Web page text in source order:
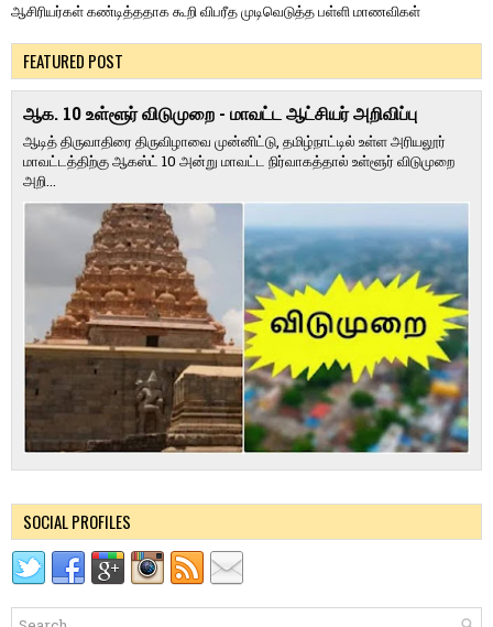
ஆசிரியர்கள் கண்டித்ததாக கூறி விபரீத முடிவெடுத்த பள்ளி மாணவிகள்
FEATURED POST
ஆக. 10 உள்ளூர் விடுமுறை - மாவட்ட ஆட்சியர் அறிவிப்பு
ஆடித் திருவாதிரை திருவிழாவை முன்னிட்டு, தமிழ்நாட்டில் உள்ள அரியலூர்
மாவட்டத்திற்கு ஆகஸ்ட் 10 அன்று மாவட்ட நிர்வாகத்தால் உள்ளூர் விடுமுறை
அறி...
SOCIAL PROFILES